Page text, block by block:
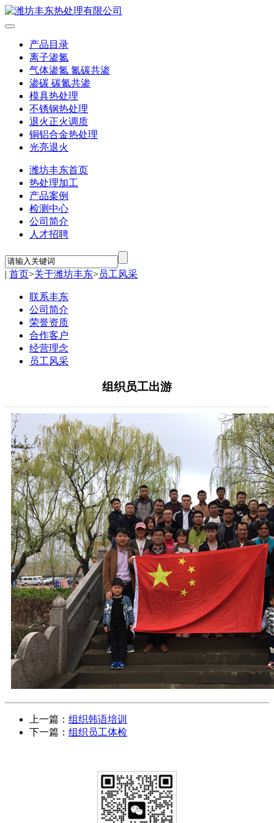
产品目录
离子渗氮
气体渗氮 氮碳共渗
渗碳 碳氮共渗
模具热处理
不锈钢热处理
退火正火调质
铜铝合金热处理
光亮退火
潍坊丰东首页
热处理加工
产品案例
检测中心
公司简介
人才招聘
| 首页>关于潍坊丰东>员工风采
联系丰东
公司简介
荣誉资质
合作客户
经营理念
员工风采
组织员工出游
上一篇： 组织韩语培训
下一篇： 组织员工体检